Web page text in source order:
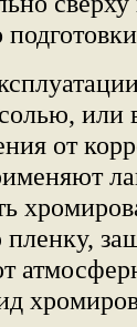
или
от
пленку,